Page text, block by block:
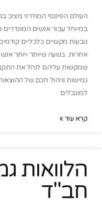
העולם הפיננסי המודרני מציב
במיוחד עבור אנשים המוגדרים
נובעות מקשיים כלכליים
אחרות. בשעה שיותר ויותר
שמקשות עליהם לנהל את
גמישות וניהול חכם של
למוגבלים
קרא עוד »
הלוואות
חב"ד